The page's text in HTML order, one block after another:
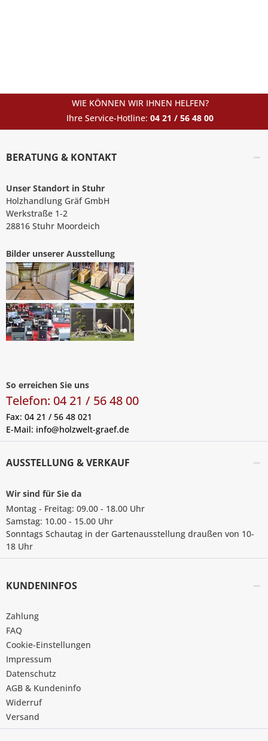
WIE KÖNNEN WIR IHNEN HELFEN?
Ihre Service-Hotline: 04 21 / 56 48 00
BERATUNG & KONTAKT
Unser Standort in Stuhr
Holzhandlung Gräf GmbH
Werkstraße 1-2
28816 Stuhr Moordeich
Bilder unserer Ausstellung
So erreichen Sie uns
Telefon: 04 21 / 56 48 00
Fax: 04 21 / 56 48 021
E-Mail: info@holzwelt-graef.de
AUSSTELLUNG & VERKAUF
Wir sind für Sie da
Montag - Freitag: 09.00 - 18.00 Uhr
Samstag: 10.00 - 15.00 Uhr
Sonntags Schautag in der Gartenausstellung draußen von 10-
18 Uhr
KUNDENINFOS
Zahlung
FAQ
Cookie-Einstellungen
Impressum
Datenschutz
AGB & Kundeninfo
Widerruf
Versand